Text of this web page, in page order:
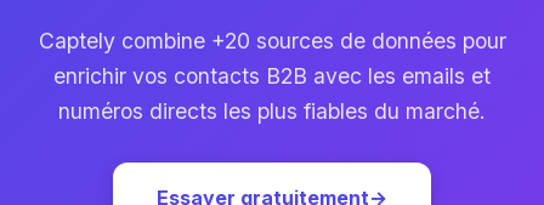
Captely combine +20 sources de données pour
enrichir vos contacts B2B avec les emails et
numéros directs les plus fiables du marché.
Essayer gratuitement→